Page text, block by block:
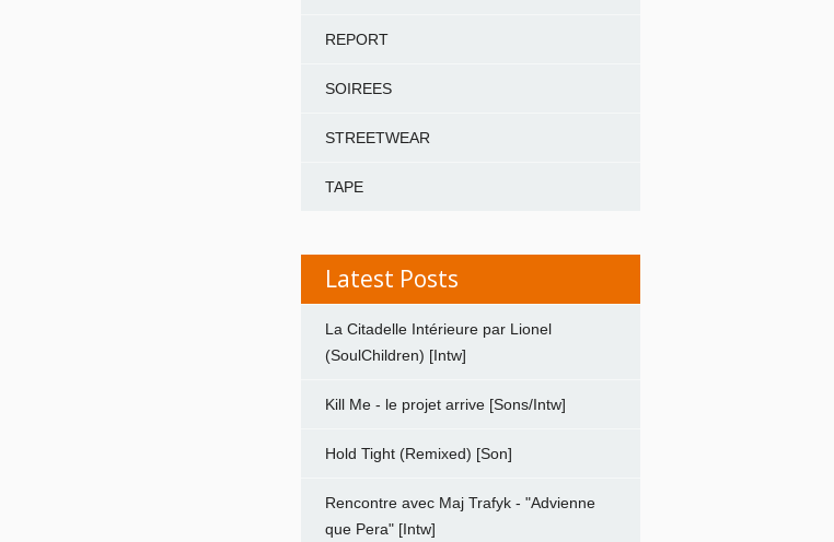
REPORT
SOIREES
STREETWEAR
TAPE
Latest Posts
La Citadelle Intérieure par Lionel
(SoulChildren) [Intw]
Kill Me - le projet arrive [Sons/Intw]
Hold Tight (Remixed) [Son]
Rencontre avec Maj Trafyk - "Advienne
que Pera" [Intw]